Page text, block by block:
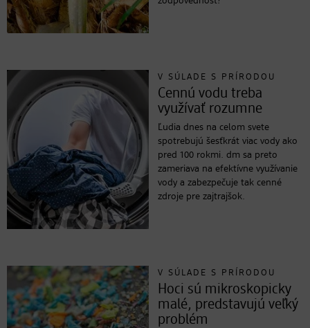
V SÚLADE S PRÍRODOU
Cennú vodu treba
využívať rozumne
Ľudia dnes na celom svete
spotrebujú šesťkrát viac vody ako
pred 100 rokmi. dm sa preto
zameriava na efektívne využívanie
vody a zabezpečuje tak cenné
zdroje pre zajtrajšok.
V SÚLADE S PRÍRODOU
Hoci sú mikroskopicky
malé, predstavujú veľký
problém